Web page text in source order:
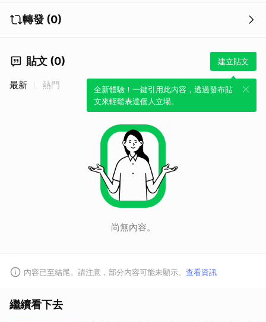
轉發 (0)
貼文 (0) 建立貼文
全新體驗！一鍵引用此內容，透過發布貼
文來輕鬆表達個人立場。
最新 熱門
尚無內容。
內容已至結尾。請注意，部分內容可能未顯示。 查看資訊
繼續看下去